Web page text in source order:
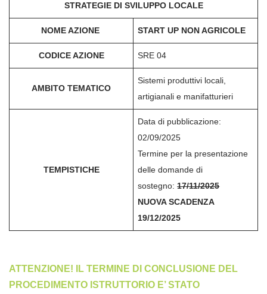
STRATEGIE DI SVILUPPO LOCALE
NOME AZIONE START UP NON AGRICOLE
CODICE AZIONE SRE 04
AMBITO TEMATICO
Sistemi produttivi locali,
artigianali e manifatturieri
TEMPISTICHE
Data di pubblicazione:
02/09/2025
Termine per la presentazione
delle domande di
sostegno:17/11/2025
NUOVA SCADENZA
19/12/2025
ATTENZIONE! IL TERMINE DI CONCLUSIONE DEL
PROCEDIMENTO ISTRUTTORIO E’ STATO